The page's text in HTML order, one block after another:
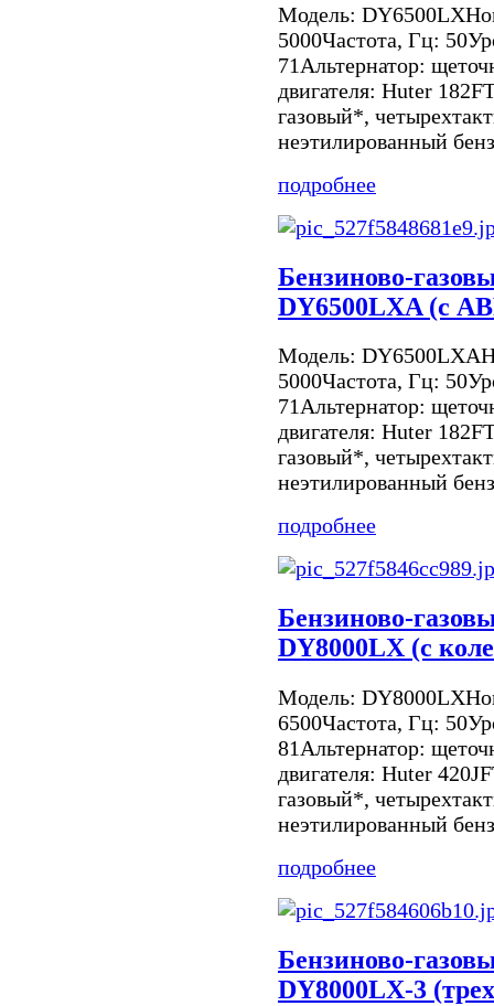
Модель:
5000Частота, Гц:
71Альтернатор:
двигателя: Huter
газовый*,
неэтилированный
подробнее
Бензиново-
DY6500LXA (c
Модель:
5000Частота, Гц:
71Альтернатор:
двигателя: Huter
газовый*,
неэтилированный
подробнее
Бензиново-
DY8000LX (с
Модель:
6500Частота, Гц:
81Альтернатор:
двигателя: Huter
газовый*,
неэтилированный
подробнее
Бензиново-
DY8000LX-3